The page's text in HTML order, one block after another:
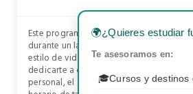
Este programa está diseñado para
durante un largo período y conocer más
estilo de vida canadienses, además te
dedicarte a descubrir Vancouver o para
personal, el curso consta de 20 lecciones
🌍¿Quieres estudiar
Te asesoramos en:
🎓Cursos y destinos